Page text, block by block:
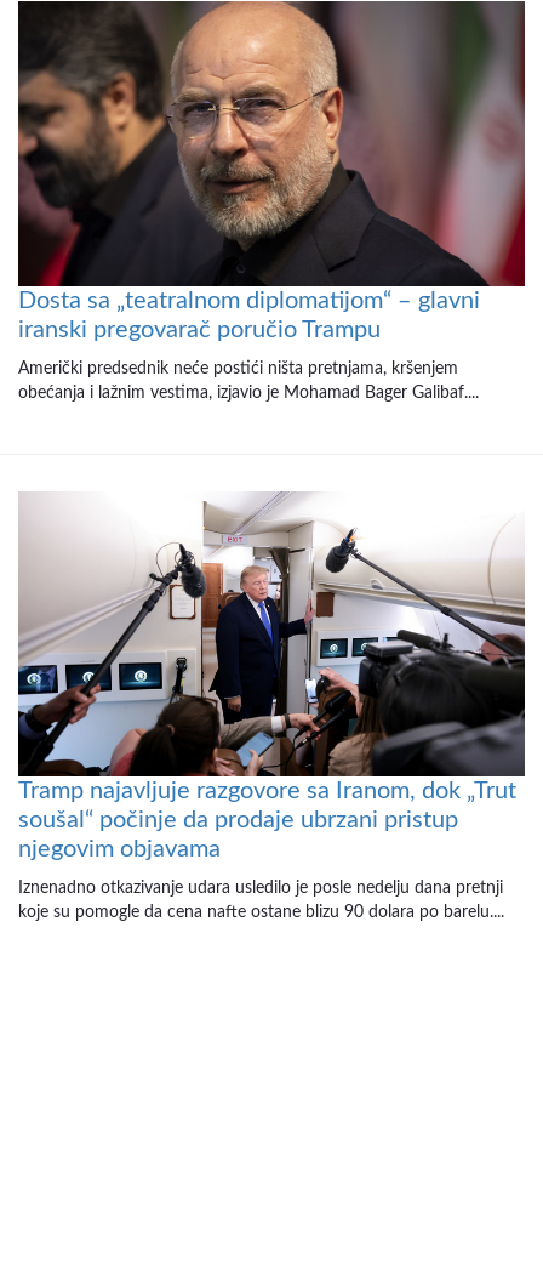
Dosta sa „teatralnom diplomatijom“ – glavni
iranski pregovarač poručio Trampu
Američki predsednik neće postići ništa pretnjama, kršenjem
obećanja i lažnim vestima, izjavio je Mohamad Bager Galibaf....
Tramp najavljuje razgovore sa Iranom, dok „Trut
soušal“ počinje da prodaje ubrzani pristup
njegovim objavama
Iznenadno otkazivanje udara usledilo je posle nedelju dana pretnji
koje su pomogle da cena nafte ostane blizu 90 dolara po barelu....